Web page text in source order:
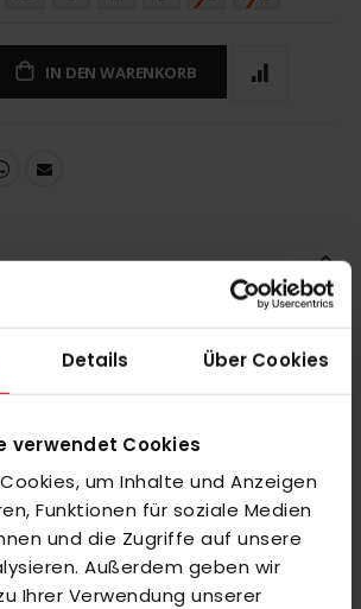
Details Über Cookies
verwendet Cookies
um Inhalte und Anzeigen
Funktionen für soziale Medien
und die Zugriffe auf unsere
Außerdem geben wir
Ihrer Verwendung unserer
IN DEN WARENKORB
um Sie dem Warenkorb hinzuzufügen